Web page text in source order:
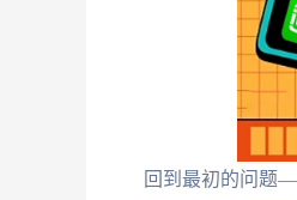
回到最初的问题